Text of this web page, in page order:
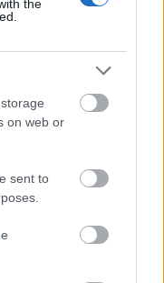
the
on web or
sent to
για τις
σε
σας